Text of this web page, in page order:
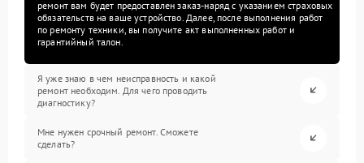
ремонт вам будет предоставлен заказ-наряд с указанием страховых
обязательств на ваше устройство. Далее, после выполнения работ
по ремонту техники, вы получите акт выполненных работ и
гарантийный талон.
Я уже знаю в чем неисправность и какой
ремонт необходим. Для чего проводить
диагностику?
Мне нужен срочный ремонт. Сможете
сделать?